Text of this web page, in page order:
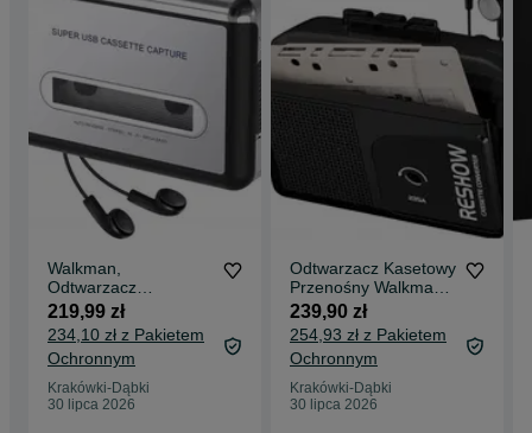
Moc w watach:
105 W
Waga przedmiotu:
140 g
#MB397
Walkman,
Odtwarzacz
Kasetowy, Kaset,
Przenośny RETRO
Konwerter +
Słuchawki
219,99 zł
234,10 zł z Pakietem
Ochronnym
Krakówki-Dąbki
30 lipca 2026
Odtwarzacz Kasetowy
Przenośny Walkman
Konwerter USB na
MP3 Głośnik
Słuchawk
239,90 zł
254,93 zł z Pakietem
Ochronnym
Krakówki-Dąbki
30 lipca 2026